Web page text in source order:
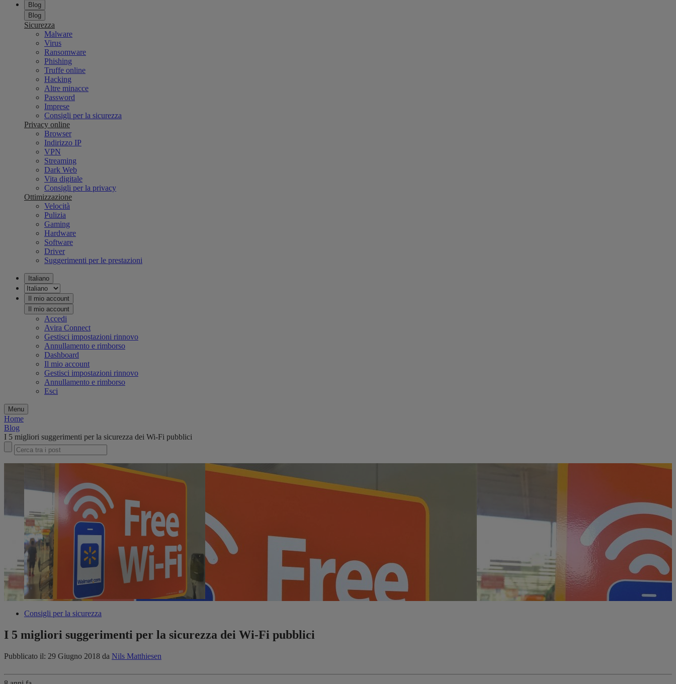
Blog
Blog
Sicurezza
Malware
Virus
Ransomware
Phishing
Truffe online
Hacking
Altre minacce
Password
Imprese
Consigli per la sicurezza
Privacy online
Browser
Indirizzo IP
VPN
Streaming
Dark Web
Vita digitale
Consigli per la privacy
Ottimizzazione
Velocità
Pulizia
Gaming
Hardware
Software
Driver
Suggerimenti per le prestazioni
Italiano
Il mio account
Il mio account
Accedi
Avira Connect
Gestisci impostazioni rinnovo
Annullamento e rimborso
Dashboard
Il mio account
Gestisci impostazioni rinnovo
Annullamento e rimborso
Esci
Menu
Home
Blog
I 5 migliori suggerimenti per la sicurezza dei Wi-Fi pubblici
Consigli per la sicurezza
I 5 migliori suggerimenti per la sicurezza dei Wi-Fi pubblici
Pubblicato il: 29 Giugno 2018 da Nils Matthiesen